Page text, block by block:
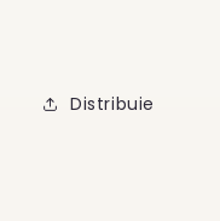
Distribuie